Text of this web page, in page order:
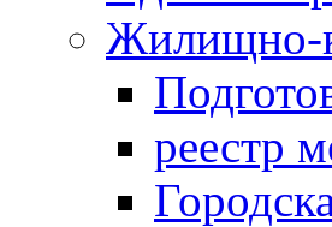
Жилищно-
реестр